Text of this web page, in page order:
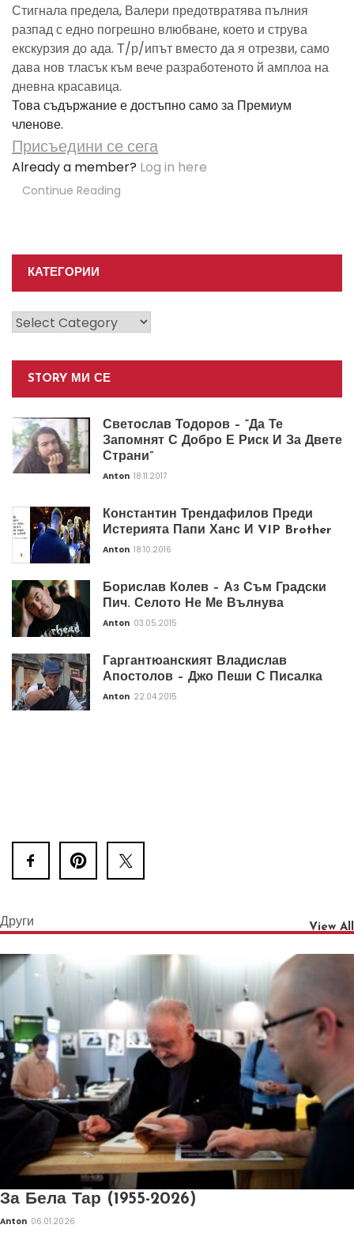
Стигнала предела, Валери предотвратява пълния
разпад с едно погрешно влюбване, което и струва
екскурзия до ада. Т/р/ипът вместо да я отрезви, само
дава нов тласък към вече разработеното й амплоа на
дневна красавица.
Това съдържание е достъпно само за Премиум
членове.
Присъедини се сега
Already a member? Log in here
Continue Reading
КАТЕГОРИИ
Категории
STORY МИ СЕ
Светослав Тодоров – “Да Те
Запомнят С Добро Е Риск И За Двете
Страни”
Anton 18.11.2017
Константин Трендафилов Преди
Истерията Папи Ханс И VIP Brother
Anton 18.10.2016
Борислав Колев – Аз Съм Градски
Пич. Селото Не Ме Вълнува
Anton 03.05.2015
Гаргантюанският Владислав
Апостолов – Джо Пеши С Писалка
Anton 22.04.2015
Други View All
За Бела Тар (1955-2026)
Anton 06.01.2026